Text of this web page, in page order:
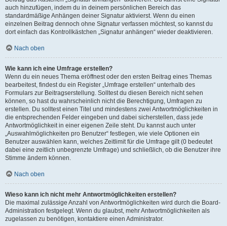
auch hinzufügen, indem du in deinem persönlichen Bereich das
standardmäßige Anhängen deiner Signatur aktivierst. Wenn du einen
einzelnen Beitrag dennoch ohne Signatur verfassen möchtest, so kannst du
dort einfach das Kontrollkästchen „Signatur anhängen“ wieder deaktivieren.
Nach oben
Wie kann ich eine Umfrage erstellen?
Wenn du ein neues Thema eröffnest oder den ersten Beitrag eines Themas
bearbeitest, findest du ein Register „Umfrage erstellen“ unterhalb des
Formulars zur Beitragserstellung. Solltest du diesen Bereich nicht sehen
können, so hast du wahrscheinlich nicht die Berechtigung, Umfragen zu
erstellen. Du solltest einen Titel und mindestens zwei Antwortmöglichkeiten in
die entsprechenden Felder eingeben und dabei sicherstellen, dass jede
Antwortmöglichkeit in einer eigenen Zeile steht. Du kannst auch unter
„Auswahlmöglichkeiten pro Benutzer“ festlegen, wie viele Optionen ein
Benutzer auswählen kann, welches Zeitlimit für die Umfrage gilt (0 bedeutet
dabei eine zeitlich unbegrenzte Umfrage) und schließlich, ob die Benutzer ihre
Stimme ändern können.
Nach oben
Wieso kann ich nicht mehr Antwortmöglichkeiten erstellen?
Die maximal zulässige Anzahl von Antwortmöglichkeiten wird durch die Board-
Administration festgelegt. Wenn du glaubst, mehr Antwortmöglichkeiten als
zugelassen zu benötigen, kontaktiere einen Administrator.